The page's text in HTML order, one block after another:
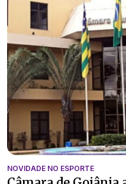
NOVIDADE NO ESPORTE